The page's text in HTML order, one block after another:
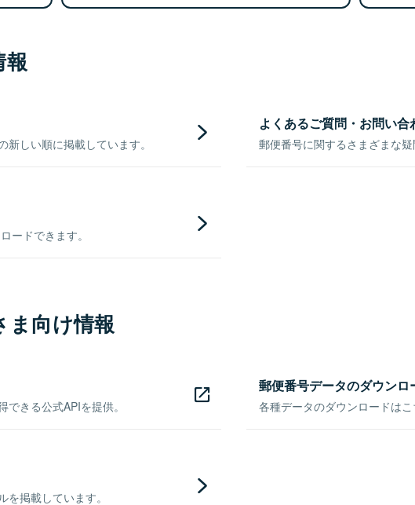
報
しい順に掲載しています。
よくあるご質問・お問い合
郵便番号に関するさまざまな疑
ードできます。
ま向け情報
きる公式APIを提供。
郵便番号データのダウンロ
各種データのダウンロードは
掲載しています。